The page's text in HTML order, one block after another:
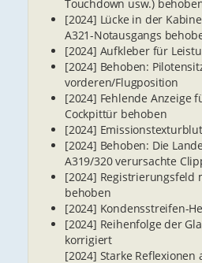
Touchdown usw.)
[2024] Lücke in der
A321-Notausgangs
[2024] Aufkleber für
[2024] Behoben:
vorderen/Flugposition
[2024] Fehlende Anzeige
Cockpittür behoben
[2024]
[2024] Behoben: Die
A319/320 verursachte
[2024] Registrierungsfeld
behoben
[2024] Kondensstreifen-
[2024] Reihenfolge der
korrigiert
[2024] Starke